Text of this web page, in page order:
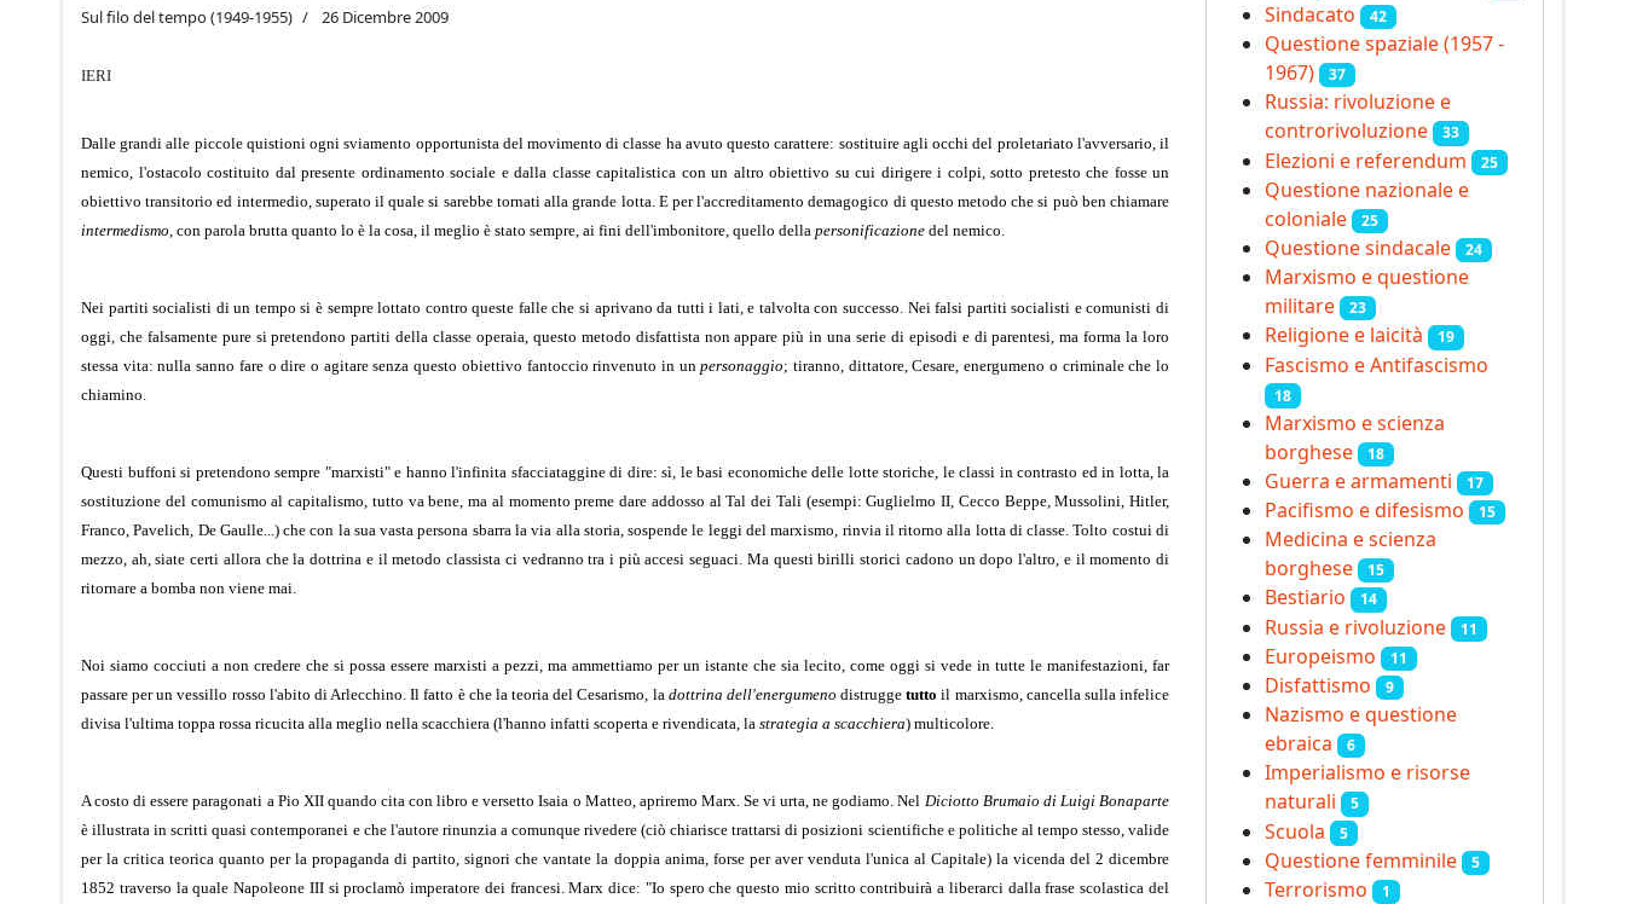
Sul filo del tempo (1949-1955) 26 Dicembre 2009
IERI
Dalle grandi alle piccole quistioni ogni sviamento opportunista del movimento di classe ha avuto questo carattere: sostituire agli occhi del proletariato l'avversario, il
nemico, l'ostacolo costituito dal presente ordinamento sociale e dalla classe capitalistica con un altro obiettivo su cui dirigere i colpi, sotto pretesto che fosse un
obiettivo transitorio ed intermedio, superato il quale si sarebbe tornati alla grande lotta. E per l'accreditamento demagogico di questo metodo che si può ben chiamare
intermedismo , con parola brutta quanto lo è la cosa, il meglio è stato sempre, ai fini dell'imbonitore, quello della personificazione del nemico.
Nei partiti socialisti di un tempo si è sempre lottato contro queste falle che si aprivano da tutti i lati, e talvolta con successo. Nei falsi partiti socialisti e comunisti di
oggi, che falsamente pure si pretendono partiti della classe operaia, questo metodo disfattista non appare più in una serie di episodi e di parentesi, ma forma la loro
stessa vita: nulla sanno fare o dire o agitare senza questo obiettivo fantoccio rinvenuto in unpersonaggio; tiranno, dittatore, Cesare, energumeno o criminale che lo
chiamino.
Questi buffoni si pretendono sempre "marxisti" e hanno l'infinita sfacciataggine di dire: sì, le basi economiche delle lotte storiche, le classi in contrasto ed in lotta, la
sostituzione del comunismo al capitalismo, tutto va bene, ma al momento preme dare addosso al Tal dei Tali (esempi: Guglielmo II, Cecco Beppe, Mussolini, Hitler,
Franco, Pavelich, De Gaulle...) che con la sua vasta persona sbarra la via alla storia, sospende le leggi del marxismo, rinvia il ritorno alla lotta di classe. Tolto costui di
mezzo, ah, siate certi allora che la dottrina e il metodo classista ci vedranno tra i più accesi seguaci. Ma questi birilli storici cadono un dopo l'altro, e il momento di
ritornare a bomba non viene mai.
Noi siamo cocciuti a non credere che si possa essere marxisti a pezzi, ma ammettiamo per un istante che sia lecito, come oggi si vede in tutte le manifestazioni, far
passare per un vessillo rosso l'abito di Arlecchino. Il fatto è che la teoria del Cesarismo, la dottrina dell'energumeno distruggetutto il marxismo, cancella sulla infelice
divisa l'ultima toppa rossa ricucita alla meglio nella scacchiera (l'hanno infatti scoperta e rivendicata, la strategia a scacchiera) multicolore.
A costo di essere paragonati a Pio XII quando cita con libro e versetto Isaia o Matteo, apriremo Marx. Se vi urta, ne godiamo.Nel Diciotto Brumaio di Luigi Bonaparte
è illustrata in scritti quasi contemporanei e che l'autore rinunzia a comunque rivedere (ciò chiarisce trattarsi di posizioni scientifiche e politiche al tempo stesso, valide
per la critica teorica quanto per la propaganda di partito, signori che vantate la doppia anima, forse per aver venduta l'unica al Capitale) la vicenda del 2 dicembre
1852 traverso la quale Napoleone III si proclamò imperatore dei francesi. Marx dice: "Io spero che questo mio scritto contribuirà a liberarci dalla frase scolastica del
Sindacato 42
Questione spaziale (1957 -
1967)
37
Russia: rivoluzione e
controrivoluzione
33
Elezioni e referendum 25
Questione nazionale e
coloniale
25
Questione sindacale 24
Marxismo e questione
militare
23
Religione e laicità 19
Fascismo e Antifascismo
18
Marxismo e scienza
borghese
18
Guerra e armamenti 17
Pacifismo e difesismo 15
Medicina e scienza
borghese
15
Bestiario 14
Russia e rivoluzione 11
Europeismo 11
Disfattismo 9
Nazismo e questione
ebraica
6
Imperialismo e risorse
naturali
5
Scuola 5
Questione femminile 5
Terrorismo 1